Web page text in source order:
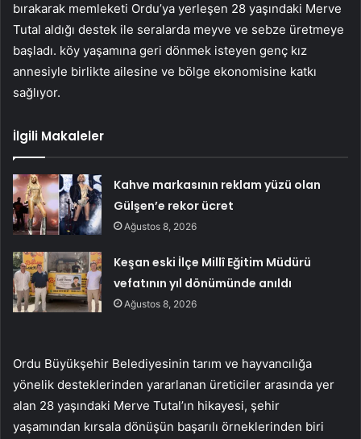
bırakarak memleketi Ordu’ya yerleşen 28 yaşındaki Merve
Tutal aldığı destek ile seralarda meyve ve sebze üretmeye
başladı. köy yaşamına geri dönmek isteyen genç kız
annesiyle birlikte ailesine ve bölge ekonomisine katkı
sağlıyor.
İlgili Makaleler
Kahve markasının reklam yüzü olan
Gülşen’e rekor ücret
Ağustos 8, 2026
Keşan eski İlçe Millî Eğitim Müdürü
vefatının yıl dönümünde anıldı
Ağustos 8, 2026
Ordu Büyükşehir Belediyesinin tarım ve hayvancılığa
yönelik desteklerinden yararlanan üreticiler arasında yer
alan 28 yaşındaki Merve Tutal’ın hikayesi, şehir
yaşamından kırsala dönüşün başarılı örneklerinden biri